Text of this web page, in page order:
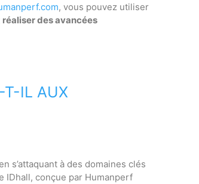
, vous pouvez utiliser
réaliser des avancées
T-IL AUX
en s’attaquant à des domaines clés
IDhall, conçue par Humanperf